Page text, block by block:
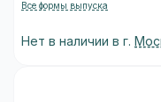
Все формы выпуска
Нет в наличии в г.